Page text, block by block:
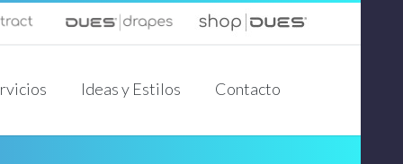
Ideas y Estilos Contacto